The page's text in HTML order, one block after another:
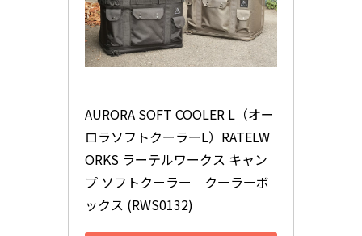
AURORA SOFT COOLER L（オー
ロラソフトクーラーL）RATELW
ORKS ラーテルワークス キャン
プ ソフトクーラー　クーラーボ
ックス (RWS0132)